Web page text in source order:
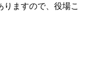
ますので、役場こ